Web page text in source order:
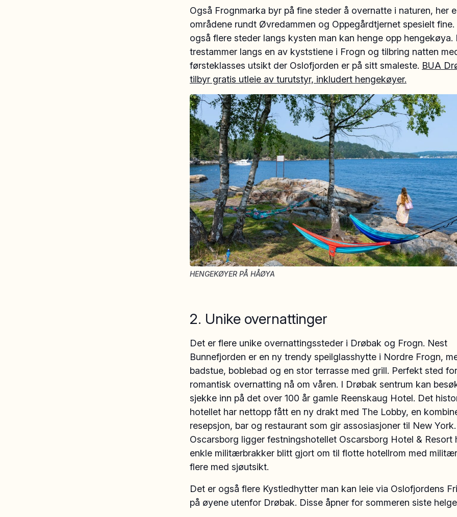
Også Frognmarka byr på fine steder å overnatte i naturen, her
områdene rundt Øvredammen og Oppegårdtjernet spesielt fine.
også flere steder langs kysten man kan henge opp hengekøya.
trestammer langs en av kyststiene i Frogn og tilbring natten
førsteklasses utsikt der Oslofjorden er på sitt smaleste. BUA
tilbyr gratis utleie av turutstyr, inkludert hengekøyer.
HENGEKØYER PÅ HÅØYA
2. Unike overnattinger
Det er flere unike overnattingssteder i Drøbak og Frogn. Nest
Bunnefjorden er en ny trendy speilglasshytte i Nordre Frogn,
badstue, boblebad og en stor terrasse med grill. Perfekt sted
romantisk overnatting nå om våren. I Drøbak sentrum kan
sjekke inn på det over 100 år gamle Reenskaug Hotel. Det
hotellet har nettopp fått en ny drakt med The Lobby, en
resepsjon, bar og restaurant som gir assosiasjoner til New
Oscarsborg ligger festningshotellet Oscarsborg Hotel & Resort
enkle militærbrakker blitt gjort om til flotte hotellrom med
flere med sjøutsikt.
Det er også flere Kystledhytter man kan leie via Oslofjordens
på øyene utenfor Drøbak. Disse åpner for sommeren siste